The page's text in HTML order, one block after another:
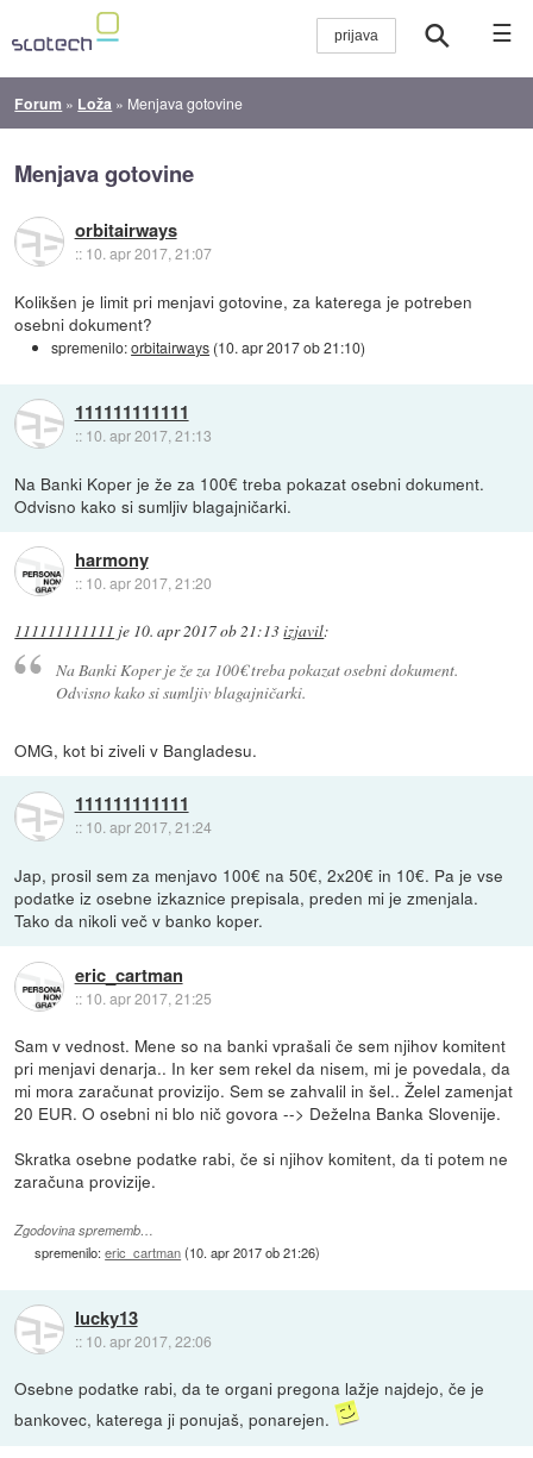
☰
Forum » Loža » Menjava gotovine
Menjava gotovine
orbitairways
:: 10. apr 2017, 21:07
Kolikšen je limit pri menjavi gotovine, za katerega je potreben
osebni dokument?
spremenilo:orbitairways (10. apr 2017 ob 21:10)
111111111111
:: 10. apr 2017, 21:13
Na Banki Koper je že za 100€ treba pokazat osebni dokument.
Odvisno kako si sumljiv blagajničarki.
harmony
:: 10. apr 2017, 21:20
111111111111 je 10. apr 2017 ob 21:13izjavil:
Na Banki Koper je že za 100€ treba pokazat osebni dokument.
Odvisno kako si sumljiv blagajničarki.
OMG, kot bi ziveli v Bangladesu.
111111111111
:: 10. apr 2017, 21:24
Jap, prosil sem za menjavo 100€ na 50€, 2x20€ in 10€. Pa je vse
podatke iz osebne izkaznice prepisala, preden mi je zmenjala.
Tako da nikoli več v banko koper.
eric_cartman
:: 10. apr 2017, 21:25
Sam v vednost. Mene so na banki vprašali če sem njihov komitent
pri menjavi denarja.. In ker sem rekel da nisem, mi je povedala, da
mi mora zaračunat provizijo. Sem se zahvalil in šel.. Želel zamenjat
20 EUR. O osebni ni blo nič govora --> Deželna Banka Slovenije.
Skratka osebne podatke rabi, če si njihov komitent, da ti potem ne
zaračuna provizije.
Zgodovina sprememb…
spremenilo:eric_cartman(10. apr 2017 ob 21:26)
lucky13
:: 10. apr 2017, 22:06
Osebne podatke rabi, da te organi pregona lažje najdejo, če je
bankovec, katerega ji ponujaš, ponarejen.